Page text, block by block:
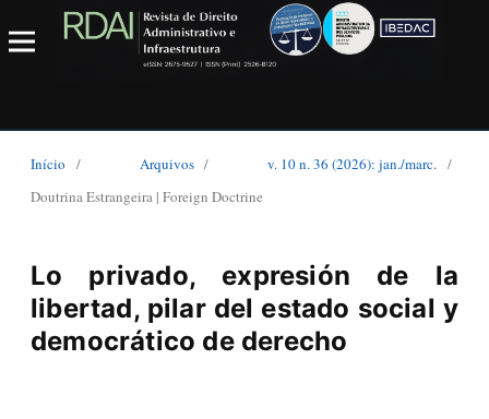
Início / Arquivos / v. 10 n. 36 (2026): jan./marc. /
Doutrina Estrangeira | Foreign Doctrine
Lo privado, expresión de la
libertad, pilar del estado social y
democrático de derecho